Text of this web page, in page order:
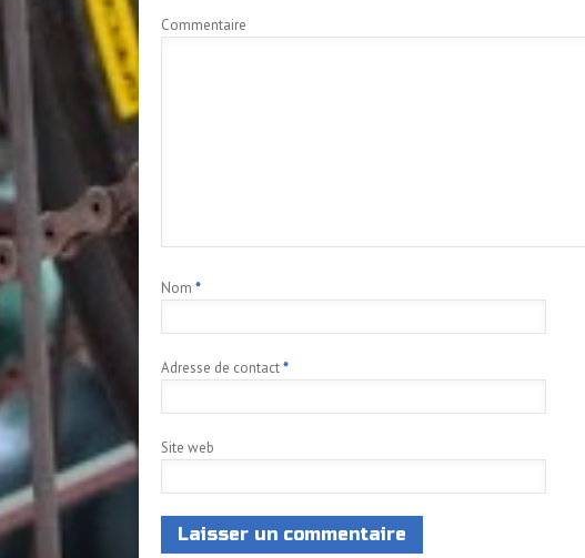
Commentaire
Nom *
Adresse de contact*
Site web